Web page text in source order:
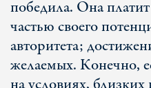
победила. Она
частью своего
авторитета;
желаемых. Конечно,